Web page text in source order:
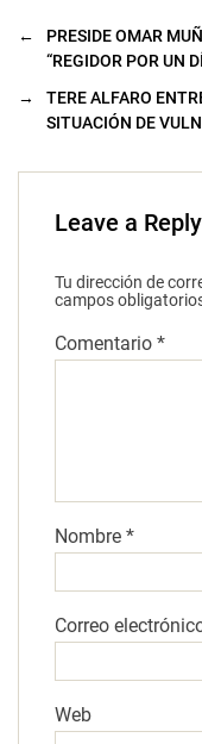
←
PRESIDE OMAR
“REGIDOR POR UN
→
TERE ALFARO
SITUACIÓN DE
Leave a Reply
Tu dirección de
campos
Comentario *
Nombre *
Correo
Web